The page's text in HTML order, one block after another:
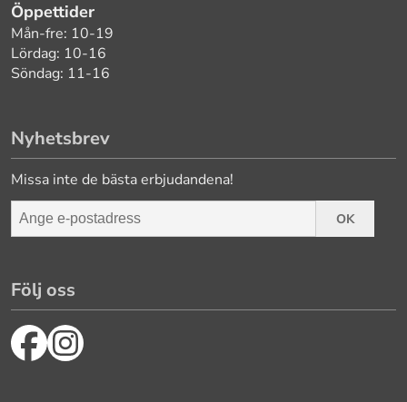
Öppettider
Mån-fre: 10-19
Lördag: 10-16
Söndag: 11-16
Nyhetsbrev
Missa inte de bästa erbjudandena!
OK
Följ oss